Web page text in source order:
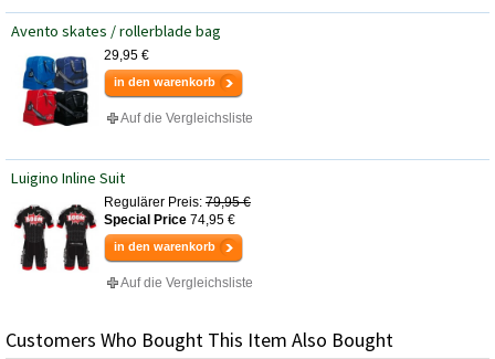
Avento skates / rollerblade bag
29,95 €
in den warenkorb
Auf die Vergleichsliste
Luigino Inline Suit
Regulärer Preis: 79,95 €
Special Price 74,95 €
in den warenkorb
Auf die Vergleichsliste
Customers Who Bought This Item Also Bought